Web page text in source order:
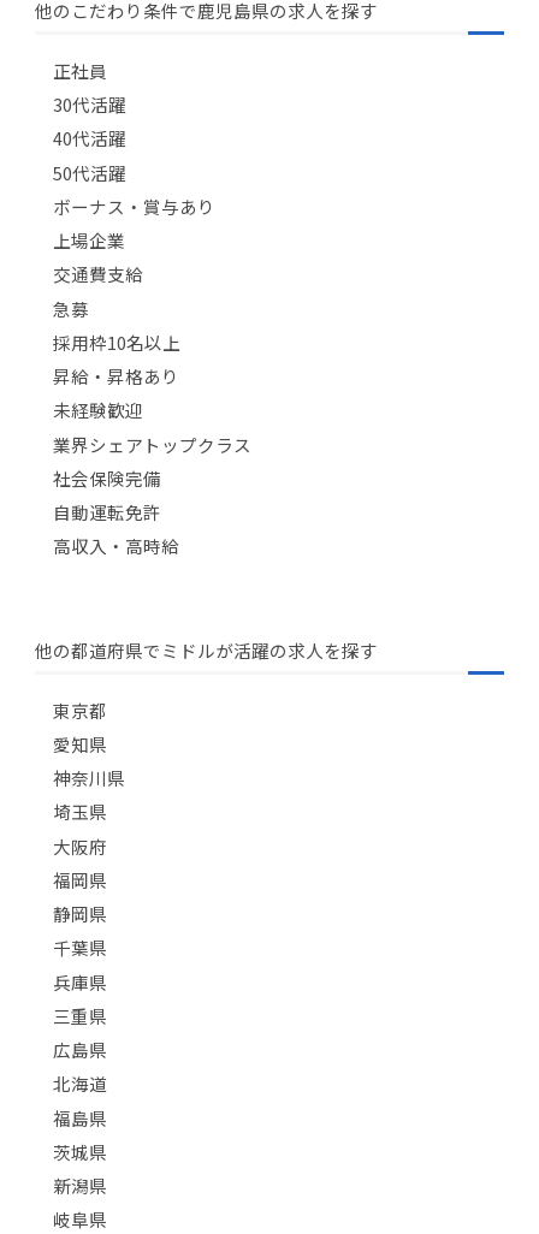
他のこだわり条件で鹿児島県の求人を探す
正社員
30代活躍
40代活躍
50代活躍
ボーナス・賞与あり
上場企業
交通費支給
急募
採用枠10名以上
昇給・昇格あり
未経験歓迎
業界シェアトップクラス
社会保険完備
自動運転免許
高収入・高時給
他の都道府県でミドルが活躍の求人を探す
東京都
愛知県
神奈川県
埼玉県
大阪府
福岡県
静岡県
千葉県
兵庫県
三重県
広島県
北海道
福島県
茨城県
新潟県
岐阜県